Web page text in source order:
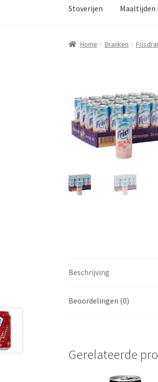
Stoverijen Maaltijden
Home Dranken
Beschrijving
Beoordelingen (0)
Gerelateerde